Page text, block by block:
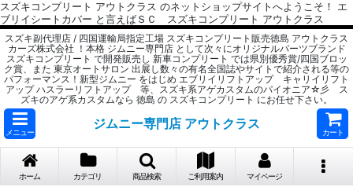
スズキコンプリート アウトクラス のネットショップサイトへようこそ！ エ
ブリイシートカバー と言えばＳＣ スズキコンプリート アウトクラス
スズキ副代理店 / 四国運輸局指定工場 スズキコンプリート販売徳島 アウトクラス
カーズ株式会社 ！本格 ジムニー専門店 として次々にオリジナルパーツブランド
スズキコンプリート で開発販売し 新車コンプリート では県別優秀賞/四国ブロッ
ク賞、また 東京オートサロン 出展し数々の有名全国誌やサイトで紹介される等の
パフォーマンス！新型ジムニー をはじめ エブリイリフトアップ キャリイリフト
アップ ハスラーリフトアップ 等、スズキ系アゲカスタムのパイオニア☆彡 ス
ズキのアゲ系カスタムなら 徳島 の スズキコンプリート にお任せ下さい。
メニュー
ジムニー専門店 アウトクラス
カート
ホーム カテゴリ 商品検索 ご利用案内 マイページ